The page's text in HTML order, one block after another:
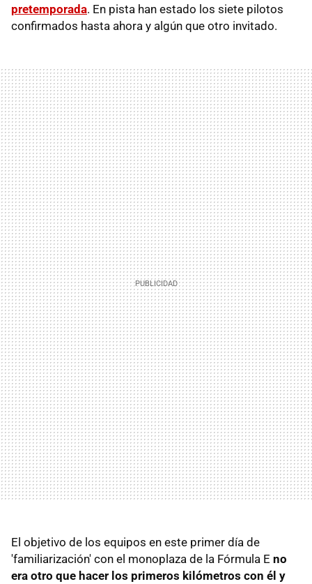
pretemporada. En pista han estado los siete pilotos
confirmados hasta ahora y algún que otro invitado.
El objetivo de los equipos en este primer día de
'familiarización' con el monoplaza de la Fórmula E no
era otro que hacer los primeros kilómetros con él y